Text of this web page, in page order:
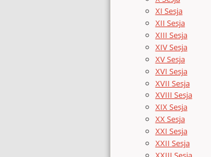
XI Sesja
XII Sesja
XIII Sesja
XIV Sesja
XV Sesja
XVI Sesja
XVII Sesja
XVIII Sesja
XIX Sesja
XX Sesja
XXI Sesja
XXII Sesja